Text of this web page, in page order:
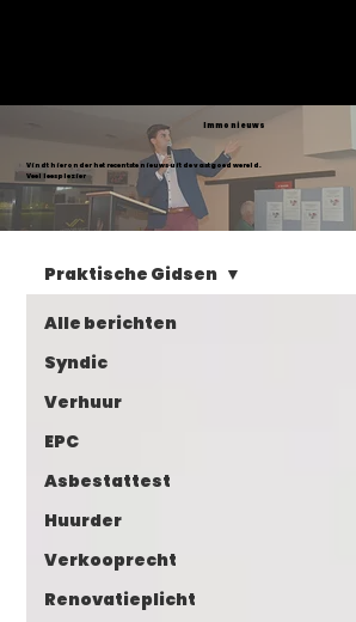
Vindt hieronder het recentste nieuws uit de vastgoed wereld.
Veel leesplezier
Immo nieuws
Alle berichten
Syndic
Verhuur
EPC
Asbestattest
Huurder
Verkooprecht
Renovatieplicht
Praktische Gidsen